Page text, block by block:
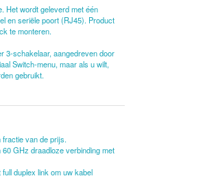
Het wordt geleverd met één
en seriële poort (RJ45). Product
te monteren.
3-schakelaar, aangedreven door
Switch-menu, maar als u wilt,
gebruikt.
fractie van de prijs.
GHz draadloze verbinding met
duplex link om uw kabel